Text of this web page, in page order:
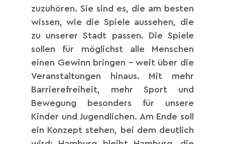
zuzuhören. Sie sind es, die am besten
wissen, wie die Spiele aussehen, die
zu unserer Stadt passen. Die Spiele
sollen für möglichst alle Menschen
einen Gewinn bringen – weit über die
Veranstaltungen hinaus. Mit mehr
Barrierefreiheit, mehr Sport und
Bewegung besonders für unsere
Kinder und Jugendlichen. Am Ende soll
ein Konzept stehen, bei dem deutlich